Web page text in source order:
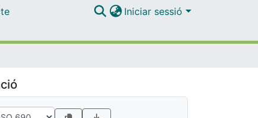
Iniciar sessió